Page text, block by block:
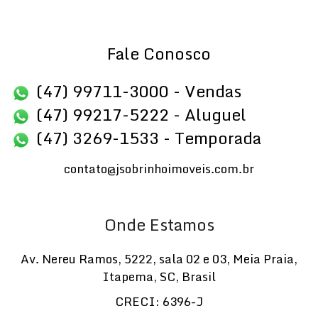
Fale Conosco
(47) 99711-3000 - Vendas
(47) 99217-5222 - Aluguel
(47) 3269-1533 - Temporada
contato@jsobrinhoimoveis.com.br
Onde Estamos
Av. Nereu Ramos, 5222, sala 02 e 03, Meia Praia,
Itapema, SC, Brasil
CRECI: 6396-J